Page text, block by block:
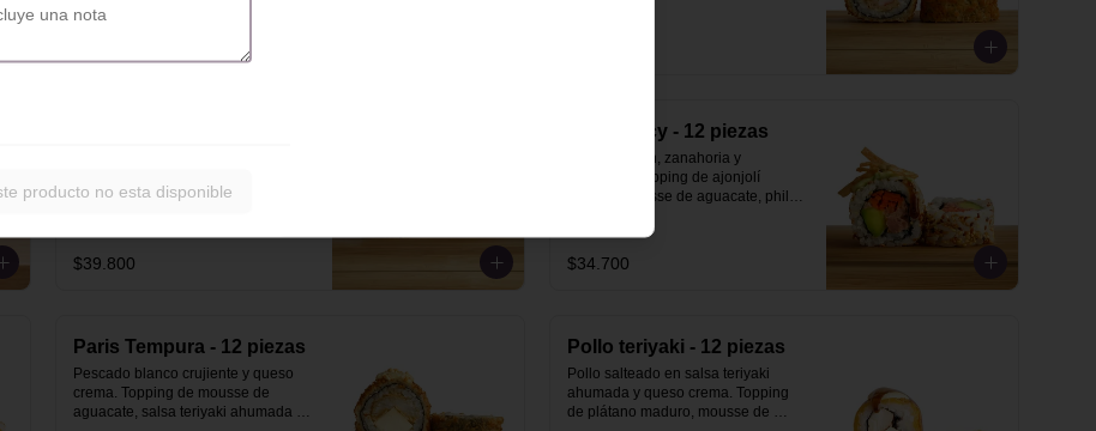
maracuyá-mango (Roll Tempura).
Salmón fresco, queso crema y
aguacate. Topping de ajonjolí
$39.800
Ninja spicy - 12 piezas
Tartar de atún, zanahoria y
aguacate. Topping de ajonjolí
dorado, mousse de aguacate, philo
$34.700
Paris Tempura - 12 piezas
Pescado blanco crujiente y queso
crema. Topping de mousse de
aguacate, salsa teriyaki ahumada y
Pollo teriyaki - 12 piezas
Pollo salteado en salsa teriyaki
ahumada y queso crema. Topping
de plátano maduro, mousse de
producto no esta disponible